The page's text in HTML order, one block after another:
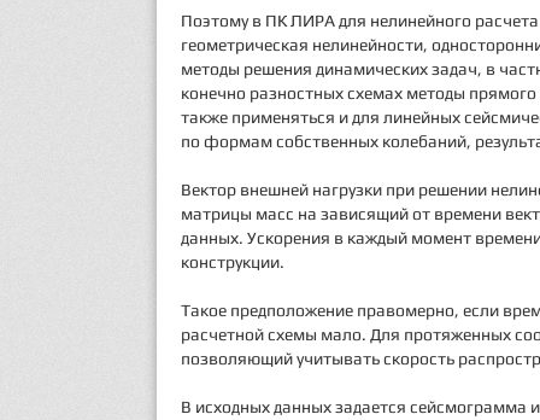
Поэтому в ПК ЛИРА для нелинейного
геометрическая нелинейности,
методы решения динамических задач, в
конечно разностных схемах методы
также применяться и для линейных
по формам собственных колебаний,
Вектор внешней нагрузки при решении
матрицы масс на зависящий от времени
данных. Ускорения в каждый момент
конструкции.
Такое предположение правомерно, если
расчетной схемы мало. Для протяженных
позволяющий учитывать скорость
В исходных данных задается сейсмограмма